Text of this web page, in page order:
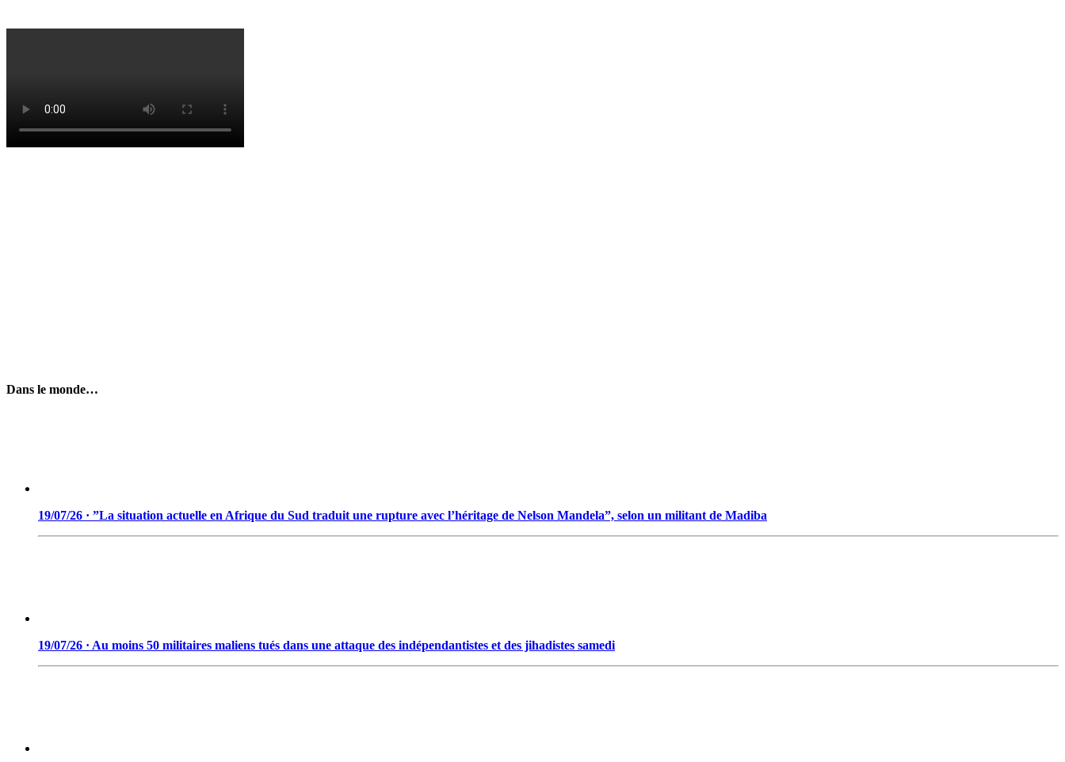
Dans le monde…
19/07/26 · ”La situation actuelle en Afrique du Sud traduit une rupture avec l’héritage de Nelson Mandela”, selon un militant de Madiba
19/07/26 · Au moins 50 militaires maliens tués dans une attaque des indépendantistes et des jihadistes samedi